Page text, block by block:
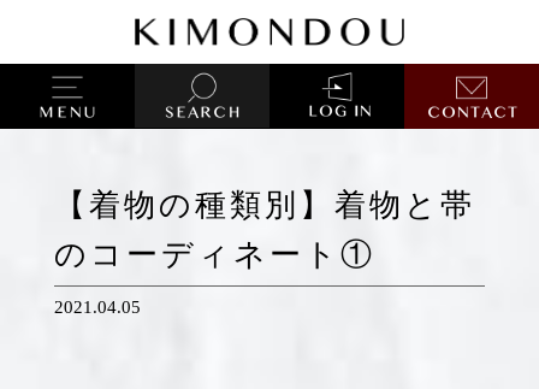
【着物の種類別】着物と帯
のコーディネート①
2021.04.05